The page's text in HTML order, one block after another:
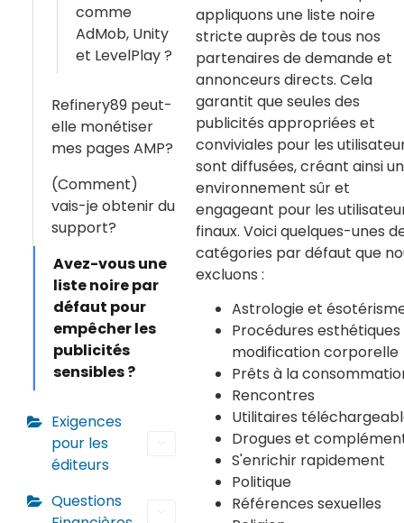
comme
AdMob, Unity
et LevelPlay ?
Refinery89 peut-
elle monétiser
mes pages AMP?
(Comment)
vais-je obtenir du
support?
Avez-vous une
liste noire par
défaut pour
empêcher les
publicités
sensibles ?
Exigences
pour les
éditeurs
Questions
appliquons une liste noire
stricte auprès de tous nos
partenaires de demande et
annonceurs directs. Cela
garantit que seules des
publicités appropriées et
conviviales pour les
sont diffusées, créant ainsi un
environnement sûr et
engageant pour les
finaux. Voici quelques-unes
catégories par défaut que
excluons :
Astrologie et
Procédures
modification corporelle
Prêts à la
Rencontres
Utilitaires
Drogues et
S'enrichir rapidement
Politique
Références sexuelles